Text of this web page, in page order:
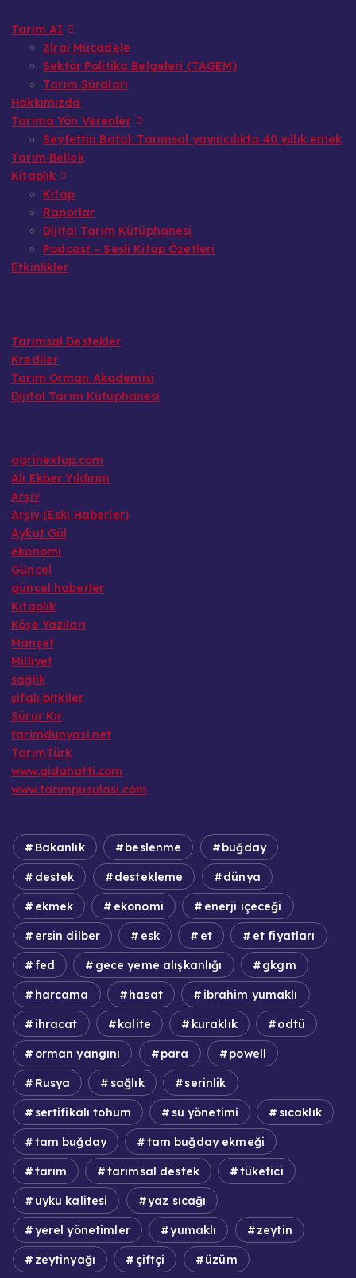
Tarım AI
Zirai Mücadele
Sektör Politika Belgeleri (TAGEM)
Tarım Şûraları
Hakkımızda
Tarıma Yön Verenler
Seyfettin Batal: Tarımsal yayıncılıkta 40 yıllık emek
Tarım Bellek
Kitaplık
Kitap
Raporlar
Dijital Tarım Kütüphanesi
Podcast – Sesli Kitap Özetleri
Etkinlikler
Tarımsal Destekler
Krediler
Tarım Orman Akademisi
Dijital Tarım Kütüphanesi
agrinextup.com
Ali Ekber Yıldırım
Arşiv
Arşiv (Eski Haberler)
Aykut Gül
ekonomi
Güncel
güncel haberler
Kitaplık
Köşe Yazıları
Manşet
Milliyet
sağlık
şifalı bitkiler
Sürur Kır
tarimdunyasi.net
TarımTürk
www.gidahatti.com
www.tarimpusulasi.com
Bakanlık beslenme buğday
destek destekleme dünya
ekmek ekonomi enerji içeceği
ersin dilber esk et et fiyatları
fed gece yeme alışkanlığı gkgm
harcama hasat ibrahim yumaklı
ihracat kalite kuraklık odtü
orman yangını para powell
Rusya sağlık serinlik
sertifikalı tohum su yönetimi sıcaklık
tam buğday tam buğday ekmeği
tarım tarımsal destek tüketici
uyku kalitesi yaz sıcağı
yerel yönetimler yumaklı zeytin
zeytinyağı çiftçi üzüm